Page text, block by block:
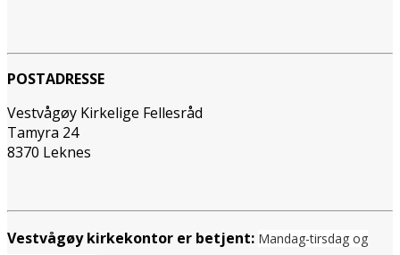
POSTADRESSE
Vestvågøy Kirkelige Fellesråd
Tamyra 24
8370 Leknes
Vestvågøy kirkekontor er betjent: Mandag-tirsdag og